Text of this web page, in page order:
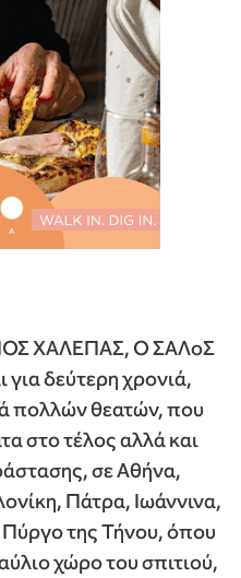
ΧΑΛΕΠΑΣ, Ο ΣΑΛοΣ
δεύτερη χρονιά,
πολλών θεατών, που
στο τέλος αλλά και
σε Αθήνα,
Πάτρα, Ιωάννινα,
Πύργο της Τήνου, όπου
χώρο του σπιτιού,